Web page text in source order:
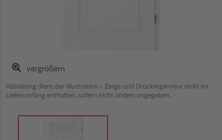
vergrößern
Abbildung dient der Illustration – Zarge und Drückergarnitur nicht im
Lieferumfang enthalten, sofern nicht anders angegeben.